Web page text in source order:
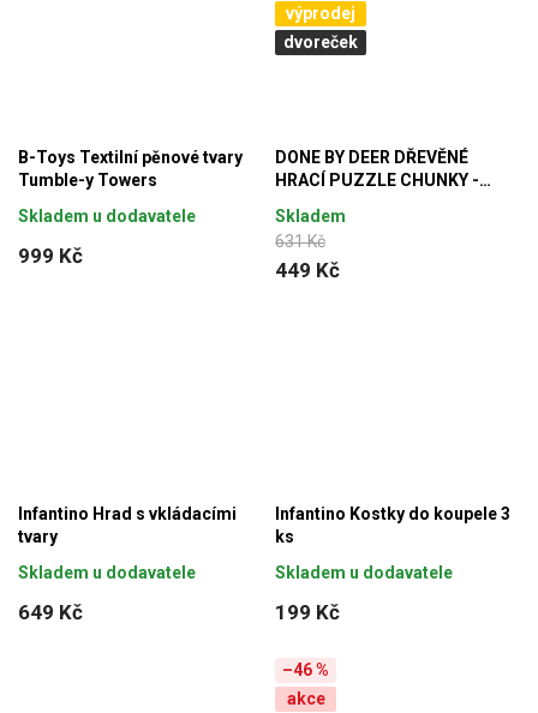
B-Toys Textilní pěnové tvary
Tumble-y Towers
999 Kč
Skladem u dodavatele
výprodej
dvoreček
DONE BY DEER DŘEVĚNÉ
HRACÍ PUZZLE CHUNKY -
631 Kč
449 Kč
Skladem
Infantino Hrad s vkládacími
tvary
649 Kč
Skladem u dodavatele
Infantino Kostky do koupele 3
ks
199 Kč
Skladem u dodavatele
–46 %
akce